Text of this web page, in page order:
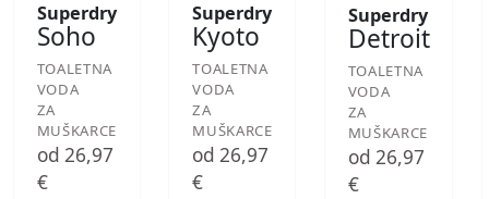
Superdry
Soho
TOALETNA
VODA
ZA
MUŠKARCE
od 26,97
€
Superdry
Kyoto
TOALETNA
VODA
ZA
MUŠKARCE
od 26,97
€
Superdry
Detroit
TOALETNA
VODA
ZA
MUŠKARCE
od 26,97
€